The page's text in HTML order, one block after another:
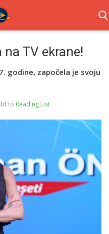
na TV ekrane!
godine, započela je svoju
to Reading List